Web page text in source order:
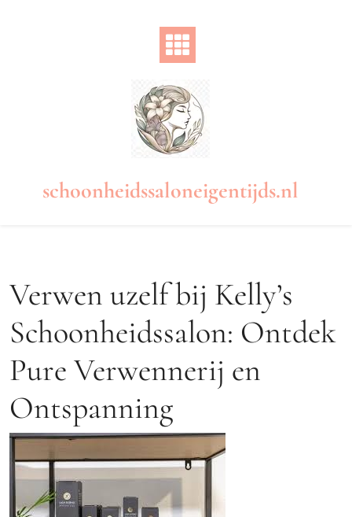
schoonheidssaloneigentijds.nl
Verwen uzelf bij Kelly’s
Schoonheidssalon: Ontdek
Pure Verwennerij en
Ontspanning